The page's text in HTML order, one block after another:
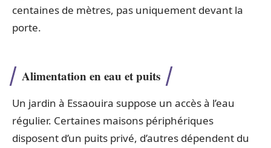
centaines de mètres, pas uniquement devant la
porte.
Alimentation en eau et puits
Un jardin à Essaouira suppose un accès à l’eau
régulier. Certaines maisons périphériques
disposent d’un puits privé, d’autres dépendent du